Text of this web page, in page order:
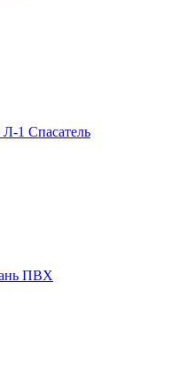
1 Спасатель
ПВХ